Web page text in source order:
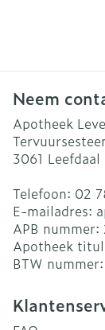
Neem
Apotheek
3061 Leefdaal
Telefoon: 02
E-mailadres:
APB nummer:
Apotheek
BTW nummer: